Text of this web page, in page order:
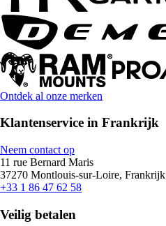
Ontdek al onze merken
Klantenservice in Frankrijk
Neem contact op
11 rue Bernard Maris
37270 Montlouis-sur-Loire, Frankrijk
+33 1 86 47 62 58
Veilig betalen